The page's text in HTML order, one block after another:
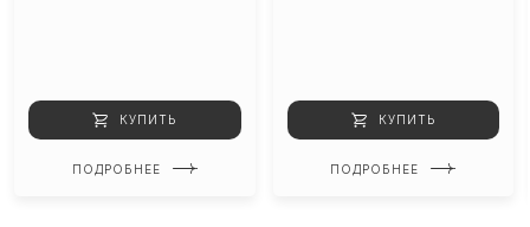
КУПИТЬ
ПОДРОБНЕЕ
КУПИТЬ
ПОДРОБНЕЕ